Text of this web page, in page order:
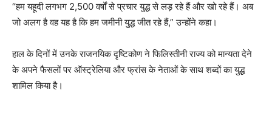
“हम यहूदी लगभग 2,500 वर्षों से प्रचार युद्ध से लड़ रहे हैं और खो रहे हैं। अब
जो अलग है वह यह है कि हम जमीनी युद्ध जीत रहे हैं,” उन्होंने कहा।
हाल के दिनों में उनके राजनयिक दृष्टिकोण ने फिलिस्तीनी राज्य को मान्यता देने
के अपने फैसलों पर ऑस्ट्रेलिया और फ्रांस के नेताओं के साथ शब्दों का युद्ध
शामिल किया है।